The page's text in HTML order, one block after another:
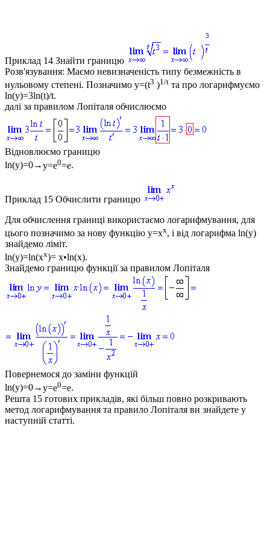
Приклад 14 Знайти границю
Розв'язування: Маємо невизначеність типу безмежність в
нульовому степені. Позначимо y=(t3 )1/t та про логарифмуємо
ln(y)=3ln(t)/t.
далі за правилом Лопіталя обчислюємо
Відновлюємо границю
ln(y)=0→y=e0=e.
Приклад 15 Обчислити границю
Для обчислення границі використаємо логарифмування, для
цього позначимо за нову функцію y=xx, і від логарифма ln(y)
знайдемо ліміт.
ln(y)=ln(xx)= x•ln(x).
Знайдемо границю функції за правилом Лопіталя
Повернемося до заміни функцій
ln(y)=0→y=e0=e.
Решта 15 готових прикладів, які більш повно розкривають
метод логарифмування та правило Лопіталя ви знайдете у
наступній статті.